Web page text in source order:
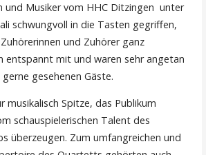
und Musiker vom HHC Ditzingen unter
schwungvoll in die Tasten gegriffen,
und Zuhörer ganz
entspannt mit und waren sehr angetan
gesehenen Gäste.
musikalisch Spitze, das Publikum
schauspielerischen Talent des
überzeugen. Zum umfangreichen und